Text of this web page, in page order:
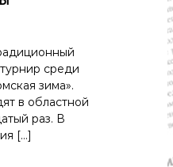
среди
зима».
в областной
раз. В
[…]